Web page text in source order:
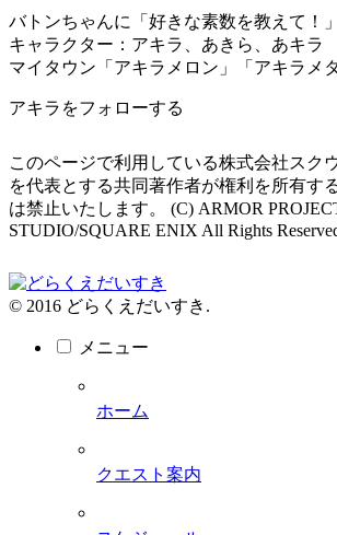
バトンちゃんに「好きな素数を教えて！
キャラクター：アキラ、あきら、あキラ
マイタウン「アキラメロン」「アキラメ
アキラをフォローする
このページで利用している株式会社スク
を代表とする共同著作者が権利を所有す
は禁止いたします。 (C) ARMOR
STUDIO/SQUARE ENIX All Rights
© 2016 どらくえだいすき.
メニュー
ホーム
クエスト案内